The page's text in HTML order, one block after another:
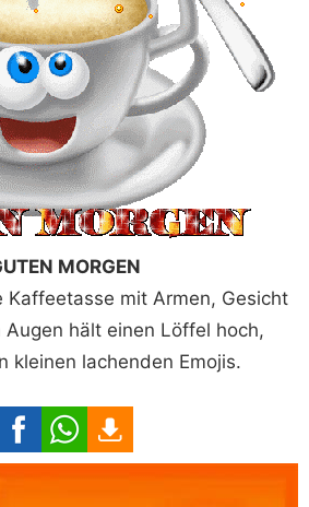
MORGEN
Kaffeetasse mit Armen, Gesicht
hält einen Löffel hoch,
kleinen lachenden Emojis.